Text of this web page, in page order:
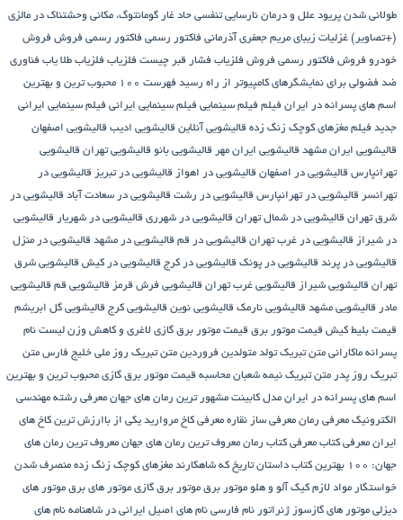
طولانی شدن پریود علل و درمان نارسایی تنفسی حاد غار گومانتوگ، مکانی وحشتناک در مالزی
(+تصاویر) غزلیات زیبای مریم جعفری آذرمانی فاکتور رسمی فاکتور رسمی فروش فروش
خودرو فروش فاکتور رسمی فروش فلزیاب فشار قبر چیست فلزیاب فلزیاب طلا یاب فناوری
ضد فضولی برای نمایشگرهای کامپیوتر از راه رسید
فهرست ۱۰۰ محبوب ترین و بهترین
اسم های پسرانه در ایران فیلم فیلم سینمایی فیلم سینمایی ایرانی فیلم سینمایی ایرانی
جدید فیلم مغزهای کوچک زنگ زده قالیشویی آنلاین قالیشویی ادیب قالیشویی اصفهان
قالیشویی ایران مشهد قالیشویی ایران مهر قالیشویی بانو قالیشویی تهران قالیشویی
تهرانپارس قالیشویی در اصفهان قالیشویی در اهواز قالیشویی در تبریز قالیشویی در
تهرانسر قالیشویی در تهرانپارس قالیشویی در رشت قالیشویی در سعادت آباد قالیشویی در
شرق تهران قالیشویی در شمال تهران قالیشویی در شهرری قالیشویی در شهریار قالیشویی
در شیراز قالیشویی در غرب تهران قالیشویی در قم قالیشویی در مشهد قالیشویی در منزل
قالیشویی در پرند قالیشویی در پونک قالیشویی در کرج قالیشویی در کیش قالیشویی شرق
تهران قالیشویی شیراز قالیشویی غرب تهران قالیشویی فرش قرمز قالیشویی قم قالیشویی
مادر قالیشویی مشهد قالیشویی نارمک قالیشویی نوین قالیشویی کرج قالیشویی گل ابریشم
قیمت بلیط کیش قیمت موتور برق قیمت موتور برق گازی لاغری و کاهش وزن لیست نام
پسرانه ماکارانی متن تبریک تولد متولدین فروردین متن تبریک روز ملی خلیج فارس متن
تبریک روز پدر متن تبریک نیمه شعبان محاسبه قیمت موتور برق گازی محبوب ترین و بهترین
اسم های پسرانه در ایران مدل کابینت مشهور ترین رمان های جهان معرفی رشته مهندسی
الکترونیک معرفی رمان معرفی ساز نقاره معرفی کاخ مروارید یکی از باارزش ترین کاخ های
ایران معرفی کتاب معرفی کتاب رمان معروف ترین رمان های جهان معروف ترین رمان های
جهان: ۱۰۰ بهترین کتاب داستان تاریخ که شاهکارند
مغزهای کوچک زنگ زده منصرف شدن
خواستگار مواد لازم کیک آلو و هلو موتور برق موتور برق گازی موتور های برق موتور های
دیزلی موتور های گازسوز ژنراتور نام فارسی نام های اصیل ایرانی در شاهنامه نام های